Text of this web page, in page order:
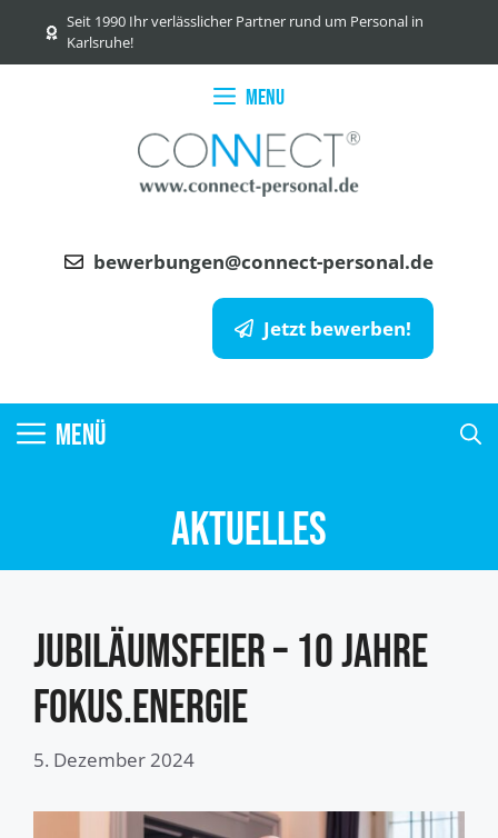
Inhalt
springen
Seit 1990 Ihr verlässlicher Partner rund um Personal in
Karlsruhe!
Menu
bewerbungen@connect-personal.de
Jetzt bewerben!
MENÜ
Aktuelles
Jubiläumsfeier – 10 Jahre
fokus.energie
5. Dezember 2024